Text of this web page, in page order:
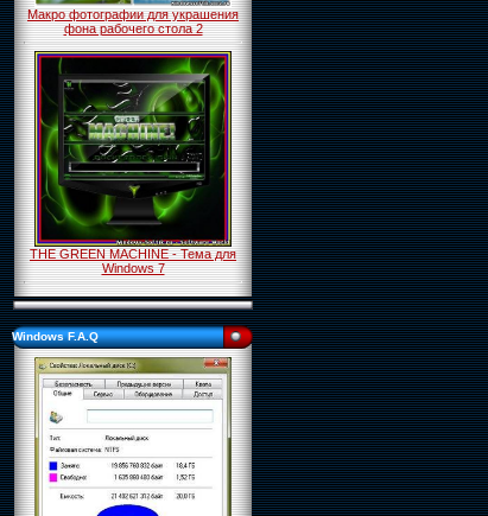
Макро фотографии для украшения
фона рабочего стола 2
THE GREEN MACHINE - Тема для
Windows 7
Windows F.A.Q